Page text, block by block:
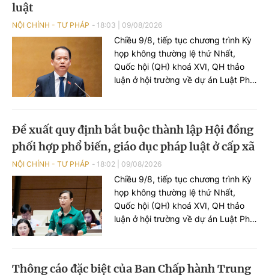
đóng góp nhiều ý kiến hoàn thiện
dự thảo Luật.
luật
NỘI CHÍNH - TƯ PHÁP 18:03 09/08/2026
Chiều 9/8, tiếp tục chương trình Kỳ
họp không thường lệ thứ Nhất,
Quốc hội (QH) khoá XVI, QH thảo
luận ở hội trường về dự án Luật Phổ
có phát biểu tiếp thu, giải trình, làm
rõ ý kiến đại biểu nêu tại phiên họp.
Đề xuất quy định bắt buộc thành lập Hội đồng
phối hợp phổ biến, giáo dục pháp luật ở cấp xã
NỘI CHÍNH - TƯ PHÁP 18:02 09/08/2026
Chiều 9/8, tiếp tục chương trình Kỳ
họp không thường lệ thứ Nhất,
Quốc hội (QH) khoá XVI, QH thảo
luận ở hội trường về dự án Luật Phổ
Hội đồng phối hợp PBGDPL ở cấp
Thông cáo đặc biệt của Ban Chấp hành Trung